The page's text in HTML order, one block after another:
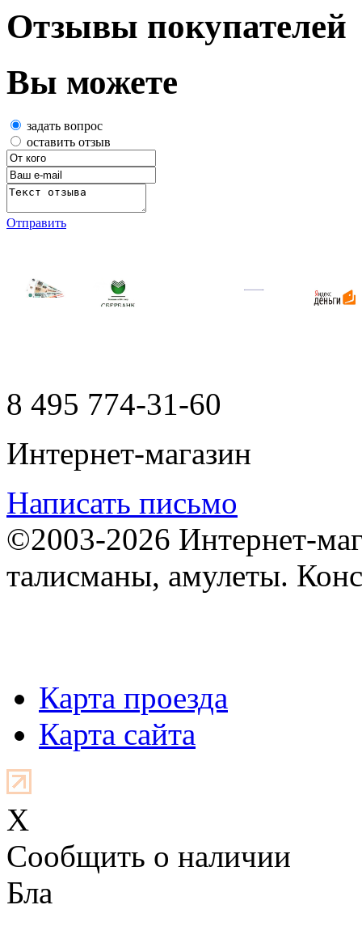
Отзывы покупателей
Вы можете
задать вопрос
оставить отзыв
Отправить
8 495 774-31-60
Интернет-магазин
Написать письмо
©2003-2026 Интернет-
талисманы, амулеты.
Карта проезда
Карта сайта
X
Cообщить о наличии
Бла